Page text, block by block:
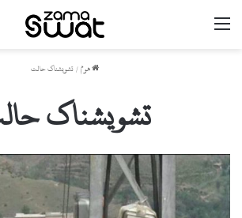
ھوم/تشویشناک حالت
تشویشناک